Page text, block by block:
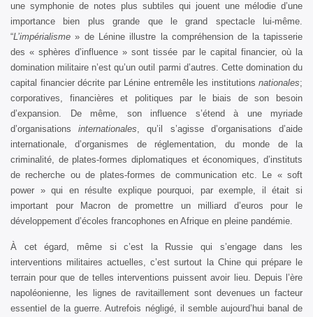
une symphonie de notes plus subtiles qui jouent une mélodie d’une
importance bien plus grande que le grand spectacle lui-même.
“L’impérialisme » de Lénine illustre la compréhension de la tapisserie
des « sphères d’influence » sont tissée par le capital financier, où la
domination militaire n’est qu’un outil parmi d’autres. Cette domination du
capital financier décrite par Lénine entremêle les institutions nationales;
corporatives, financières et politiques par le biais de son besoin
d’expansion. De même, son influence s’étend à une myriade
d’organisationsinternationales, qu’il s’agisse d’organisations d’aide
internationale, d’organismes de réglementation, du monde de la
criminalité, de plates-formes diplomatiques et économiques, d’instituts
de recherche ou de plates-formes de communication etc. Le « soft
power » qui en résulte explique pourquoi, par exemple, il était si
important pour Macron de promettre un milliard d’euros pour le
développement d’écoles francophones en Afrique en pleine pandémie.
À cet égard, même si c’est la Russie qui s’engage dans les
interventions militaires actuelles, c’est surtout la Chine qui prépare le
terrain pour que de telles interventions puissent avoir lieu. Depuis l’ère
napoléonienne, les lignes de ravitaillement sont devenues un facteur
essentiel de la guerre. Autrefois négligé, il semble aujourd’hui banal de